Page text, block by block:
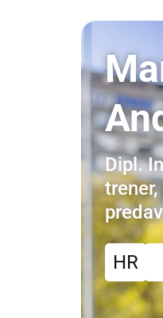
Dipl.
HR